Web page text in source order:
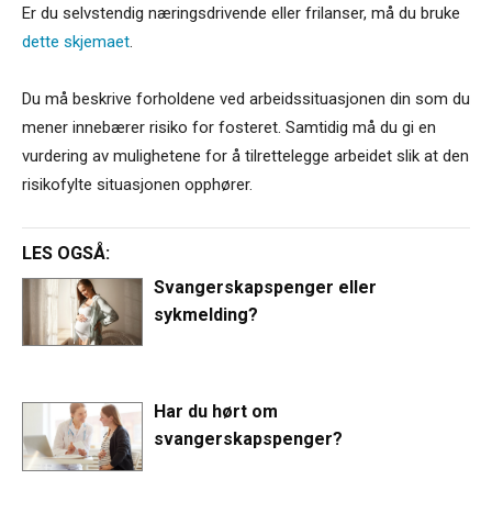
Er du selvstendig næringsdrivende eller frilanser, må du bruke
dette skjemaet.
Du må beskrive forholdene ved arbeidssituasjonen din som du
mener innebærer risiko for fosteret. Samtidig må du gi en
vurdering av mulighetene for å tilrettelegge arbeidet slik at den
risikofylte situasjonen opphører.
LES OGSÅ:
Svangerskapspenger eller
sykmelding?
Har du hørt om
svangerskapspenger?